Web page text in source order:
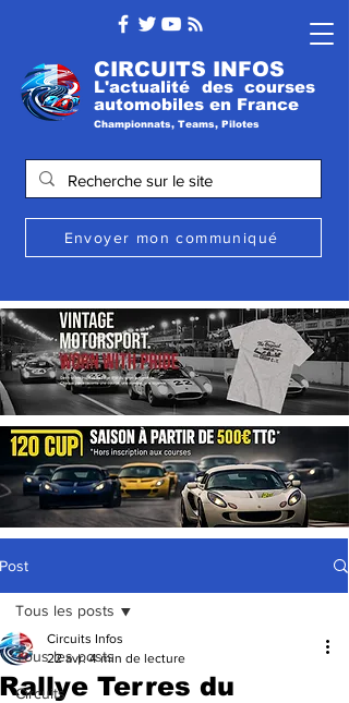
CIRCUITS INFOS
L'actualité des courses
automobiles en France
Championnats, Teams, Pilotes
Envoyer mon communiqué
Post
Tous les posts
Circuits
Tous les posts
Rallye Terres du
Circuits Infos
22 avr. 4 min de lecture